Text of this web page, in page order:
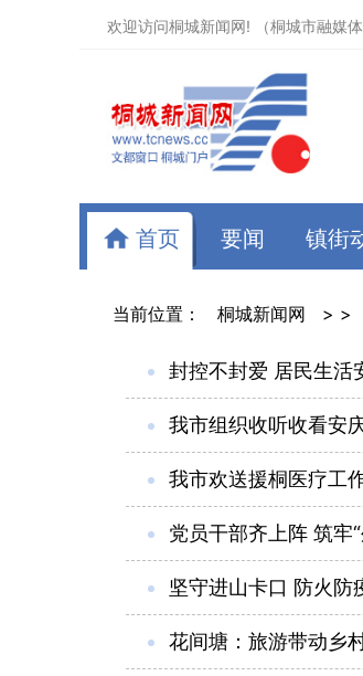
欢迎访问桐城新闻网! （桐城市融媒体
首页 要闻 镇街
当前位置： 桐城新闻网 > >
封控不封爱 居民生活
我市组织收听收看安
我市欢送援桐医疗工
党员干部齐上阵 筑牢
坚守进山卡口 防火防
花间塘：旅游带动乡